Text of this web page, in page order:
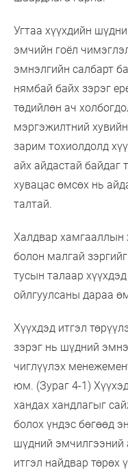
Угтаа хүүхдийн
эмчийн гоёл
эмнэлгийн салбарт
нямбай байх зэрэг
төдийлөн ач
мэргэжилтний
зарим тохиолдолд
айх айдастай байдаг
хувацас өмсөх нь
талтай.
Халдвар хамгааллын
болон малгай
тусын талаар
ойлгуулсаны дараа
Хүүхдэд итгэл
зэрэг нь шүдний
чиглүүлэх
юм. (Зураг 4-1)
хандах хандлагыг
болох үндэс бөгөөд
шүдний эмчилгээний
итгэл найдвар төрөх